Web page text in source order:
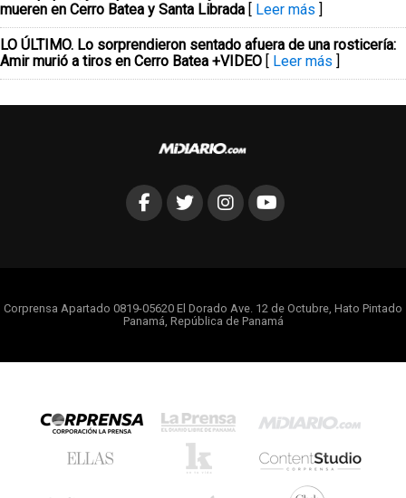
mueren en Cerro Batea y Santa Librada [ Leer más ]
LO ÚLTIMO. Lo sorprendieron sentado afuera de una rosticería:
Amir murió a tiros en Cerro Batea +VIDEO [ Leer más ]
Corprensa Apartado 0819-05620 El Dorado Ave. 12 de Octubre, Hato Pintado
Panamá, República de Panamá